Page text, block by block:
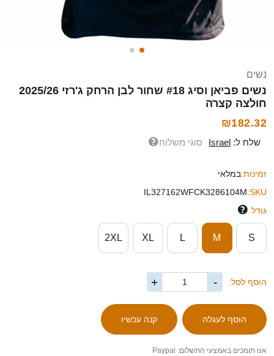
נשים
נשים פביאן וסיג #18 שחור לבן הרחק ג'רזי 2025/26
חולצה קצרה
₪182.32
שלח ל: Israel סוגי משלוח
זמינות:במלאי
SKU:
IL327162WFCK3286104M
גודל
S
M
L
XL
2XL
הוסף לסל: -
+
אנו תומכים באמצעי התשלום: Paypal